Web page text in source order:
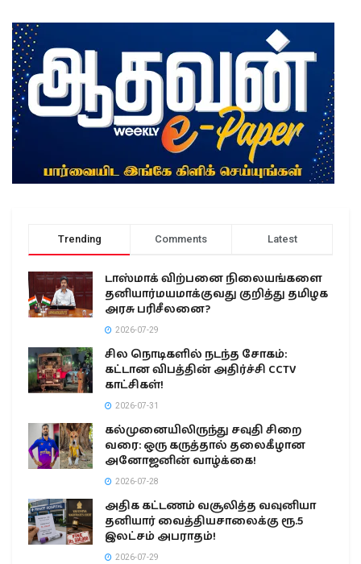
Trending Comments Latest
டாஸ்மாக் விற்பனை நிலையங்களை
தனியார்மயமாக்குவது குறித்து தமிழக
அரசு பரிசீலனை?
2026-07-29
சில நொடிகளில் நடந்த சோகம்:
கட்டான விபத்தின் அதிர்ச்சி CCTV
காட்சிகள்!
2026-07-31
கல்முனையிலிருந்து சவுதி சிறை
வரை: ஒரு கருத்தால் தலைகீழான
அனோஜனின் வாழ்க்கை!
2026-07-28
அதிக கட்டணம் வசூலித்த வவுனியா
தனியார் வைத்தியசாலைக்கு ரூ.5
இலட்சம் அபராதம்!
2026-07-29